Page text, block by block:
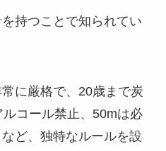
持つことで知られてい
に厳格で、20歳まで炭
コール禁止、50mは必
ど、独特なルールを設